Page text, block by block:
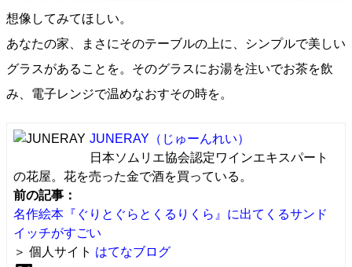
想像してみてほしい。
あなたの家、まさにそのテーブルの上に、シンプルで美しい
グラスがあることを。そのグラスにお湯を注いでお茶を飲
み、電子レンジで温めなおすその時を。
JUNERAY （じゅーんれい）
日本ソムリエ協会認定ワインエキスパート
の花屋。花を売った金で酒を買っている。
前の記事：
名作絵本『ぐりとぐらとくるりくら』に出てくるサンド
イッチがすごい
＞ 個人サイト はてなブログ